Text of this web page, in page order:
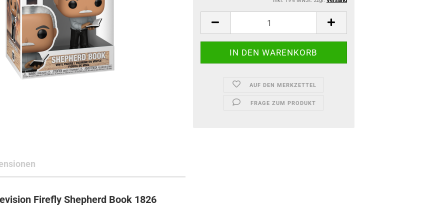
Toys
Subjects
Hersteller
AUF DEN MERKZETTEL
FRAGE ZUM PRODUKT
Firefly Shepherd Book 1826